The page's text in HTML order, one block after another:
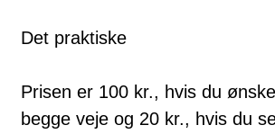
Det praktiske
Prisen er 100 kr., hvis du
begge veje og 20 kr., hvis du